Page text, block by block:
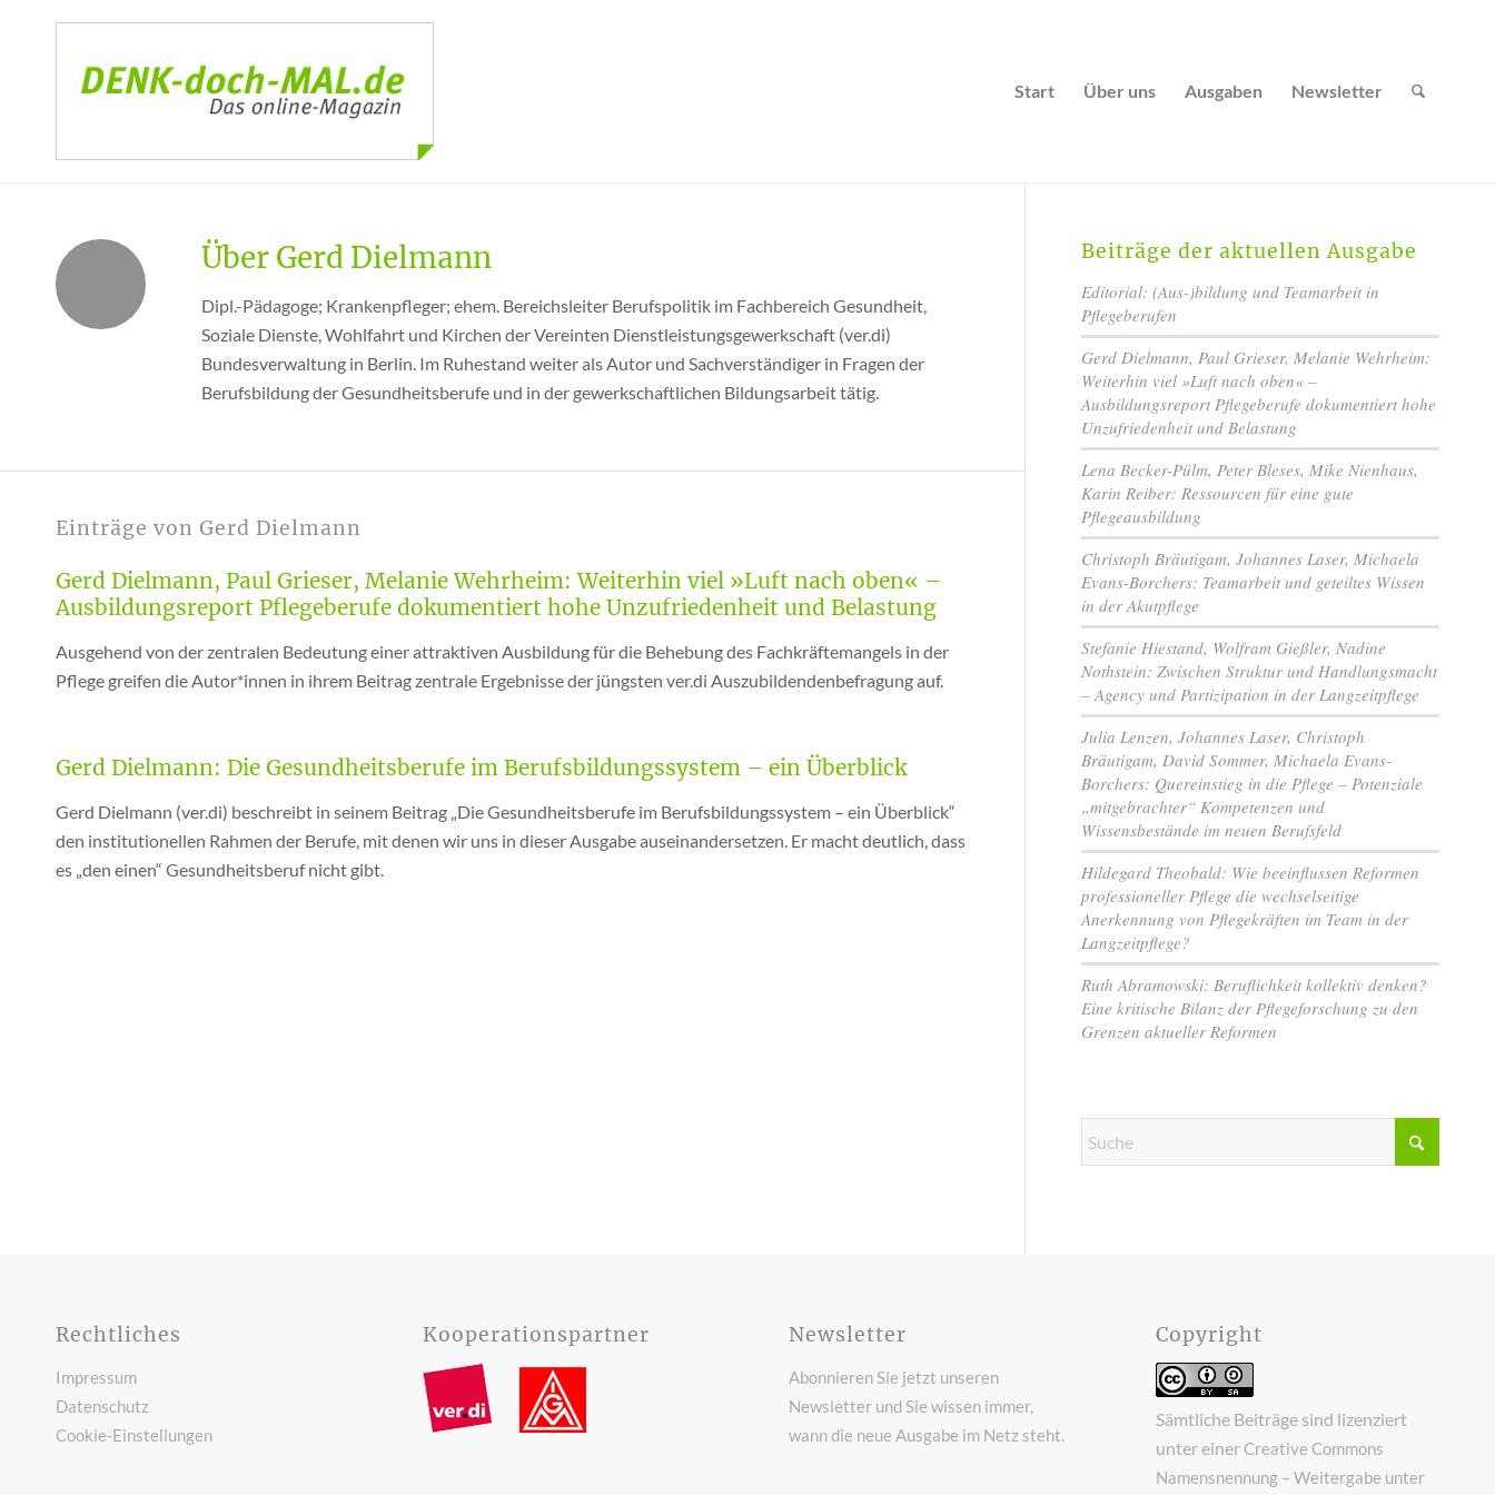
Start Über uns Ausgaben Newsletter
Über Gerd Dielmann
Dipl.-Pädagoge; Krankenpfleger; ehem. Bereichsleiter Berufspolitik im Fachbereich Gesundheit,
Soziale Dienste, Wohlfahrt und Kirchen der Vereinten Dienstleistungsgewerkschaft (ver.di)
Bundesverwaltung in Berlin. Im Ruhestand weiter als Autor und Sachverständiger in Fragen der
Berufsbildung der Gesundheitsberufe und in der gewerkschaftlichen Bildungsarbeit tätig.
Einträge von Gerd Dielmann
Gerd Dielmann, Paul Grieser, Melanie Wehrheim: Weiterhin viel »Luft nach oben« –
Ausbildungsreport Pflegeberufe dokumentiert hohe Unzufriedenheit und Belastung
Ausgehend von der zentralen Bedeutung einer attraktiven Ausbildung für die Behebung des Fachkräftemangels in der
Pflege greifen die Autor*innen in ihrem Beitrag zentrale Ergebnisse der jüngsten ver.di Auszubildendenbefragung auf.
Gerd Dielmann: Die Gesundheitsberufe im Berufsbildungssystem – ein Überblick
Gerd Dielmann (ver.di) beschreibt in seinem Beitrag „Die Gesundheitsberufe im Berufsbildungssystem – ein Überblick“
den institutionellen Rahmen der Berufe, mit denen wir uns in dieser Ausgabe auseinandersetzen. Er macht deutlich, dass
es „den einen“ Gesundheitsberuf nicht gibt.
Beiträge der aktuellen Ausgabe
Editorial: (Aus-)bildung und Teamarbeit in
Pflegeberufen
Gerd Dielmann, Paul Grieser, Melanie Wehrheim:
Weiterhin viel »Luft nach oben« –
Ausbildungsreport Pflegeberufe dokumentiert hohe
Unzufriedenheit und Belastung
Lena Becker-Pülm, Peter Bleses, Mike Nienhaus,
Karin Reiber: Ressourcen für eine gute
Pflegeausbildung
Christoph Bräutigam, Johannes Laser, Michaela
Evans-Borchers: Teamarbeit und geteiltes Wissen
in der Akutpflege
Stefanie Hiestand, Wolfram Gießler, Nadine
Nothstein: Zwischen Struktur und Handlungsmacht
– Agency und Partizipation in der Langzeitpflege
Julia Lenzen, Johannes Laser, Christoph
Bräutigam, David Sommer, Michaela Evans-
Borchers: Quereinstieg in die Pflege – Potenziale
„mitgebrachter“ Kompetenzen und
Wissensbestände im neuen Berufsfeld
Hildegard Theobald: Wie beeinflussen Reformen
professioneller Pflege die wechselseitige
Anerkennung von Pflegekräften im Team in der
Langzeitpflege?
Ruth Abramowski: Beruflichkeit kollektiv denken?
Eine kritische Bilanz der Pflegeforschung zu den
Grenzen aktueller Reformen
Rechtliches
Impressum
Datenschutz
Cookie-Einstellungen
Kooperationspartner Newsletter
Abonnieren Sie jetzt unseren
Newsletter und Sie wissen immer,
wann die neue Ausgabe im Netz steht.
Copyright
Sämtliche Beiträge sind lizenziert
unter einerCreative Commons
Namensnennung – Weitergabe unter